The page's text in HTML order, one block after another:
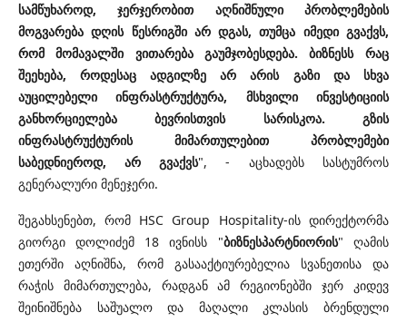
სამწუხაროდ, ჯერჯერობით აღნიშნული პრობლემების
მოგვარება დღის წესრიგში არ დგას, თუმცა იმედი გვაქვს,
რომ მომავალში ვითარება გაუმჯობესდება. ბიზნესს რაც
შეეხება, როდესაც ადგილზე არ არის გაზი და სხვა
აუცილებელი ინფრასტრუქტურა, მსხვილი ინვესტიციის
განხორციელება ბევრისთვის სარისკოა. გზის
ინფრასტრუქტურის მიმართულებით პრობლემები
საბედნიეროდ, არ გვაქვს", - აცხადებს სასტუმროს
გენერალური მენეჯერი.
შეგახსენებთ, რომ HSC Group Hospitality-ის დირექტორმა
გიორგი დოლიძემ 18 ივნისს "ბიზნესპარტნიორის" ღამის
ეთერში აღნიშნა, რომ გასააქტიურებელია სვანეთისა და
რაჭის მიმართულება, რადგან ამ რეგიონებში ჯერ კიდევ
შეინიშნება საშუალო და მაღალი კლასის ბრენდული